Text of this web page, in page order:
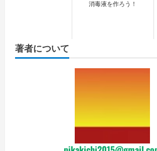
消毒液を作ろう！
著者について